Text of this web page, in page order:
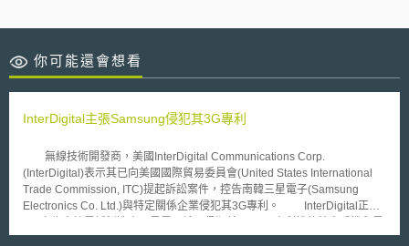
你可能還會想看
InterDigital主張Samsung侵犯其3G專利
無線技術開發商，美國InterDigital Communications Corp.
(InterDigital)表示其已向美國國際貿易委員會(United States International
Trade Commission, ITC)提起訴訟案件，控告南韓三星電子(Samsung
Electronics Co. Ltd.)與特定關係企業侵犯其3G專利。 InterDigital正向
組件至美國並在當地銷售，進行不公平的貿易交易。 InterDigital也向德